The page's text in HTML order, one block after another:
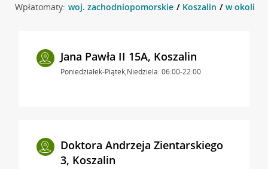
Wpłatomaty: woj. zachodniopomorskie Koszalin w okolicy
Jana Pawła II 15A, Koszalin
Poniedziałek-Piątek,Niedziela: 06:00-22:00
Doktora Andrzeja Zientarskiego
3, Koszalin